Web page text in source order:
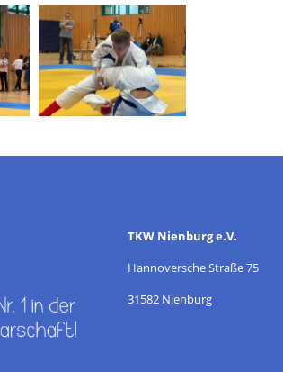
TKW Nienburg e.V.
Hannoversche Straße 75
31582 Nienburg